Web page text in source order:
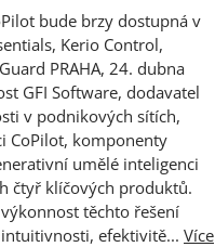
bude brzy dostupná v
Kerio Control,
PRAHA, 24. dubna
GFI Software, dodavatel
v podnikových sítích,
CoPilot, komponenty
umělé inteligenci
čtyř klíčových produktů.
těchto řešení
efektivitě... Více